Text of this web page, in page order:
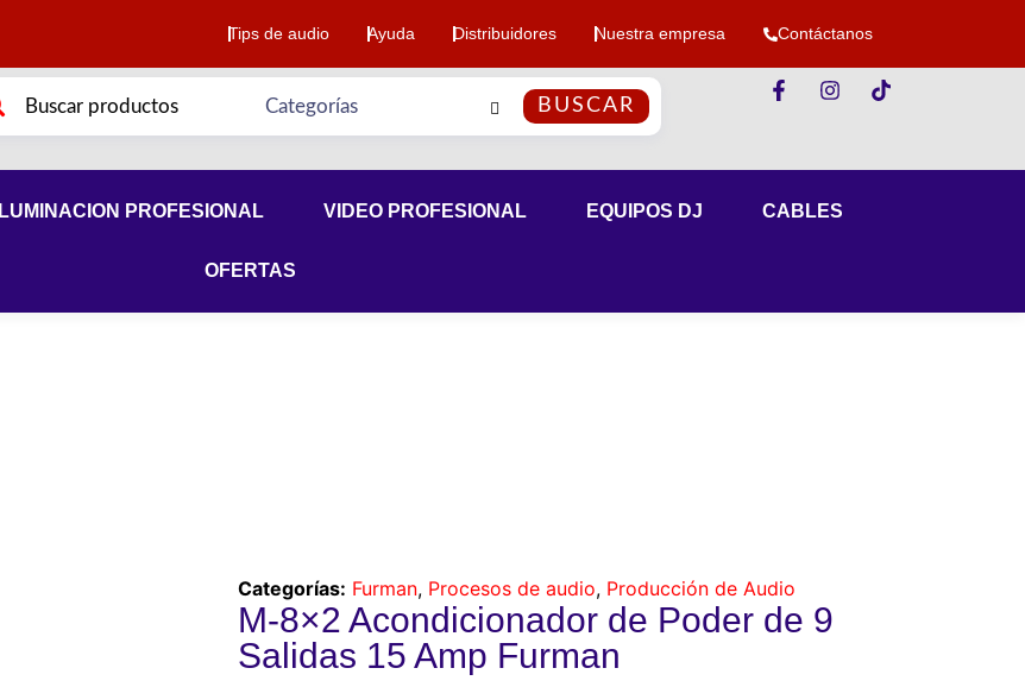
Tips de audio Ayuda Distribuidores Nuestra empresa Contáctanos
BUSCAR
ILUMINACION PROFESIONAL VIDEO PROFESIONAL EQUIPOS DJ CABLES
OFERTAS
Categorías: Furman, Procesos de audio, Producción de Audio
M-8×2 Acondicionador de Poder de 9
Salidas 15 Amp Furman